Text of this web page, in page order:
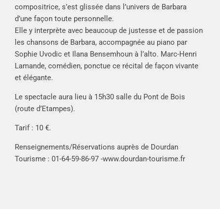
compositrice, s’est glissée dans l’univers de Barbara
d’une façon toute personnelle.
Elle y interprète avec beaucoup de justesse et de passion
les chansons de Barbara, accompagnée au piano par
Sophie Uvodic et Ilana Bensemhoun à l’alto. Marc-Henri
Lamande, comédien, ponctue ce récital de façon vivante
et élégante.
Le spectacle aura lieu à 15h30 salle du Pont de Bois
(route d’Etampes).
Tarif : 10 €.
Renseignements/Réservations auprès de Dourdan
Tourisme : 01-64-59-86-97 -www.dourdan-tourisme.fr